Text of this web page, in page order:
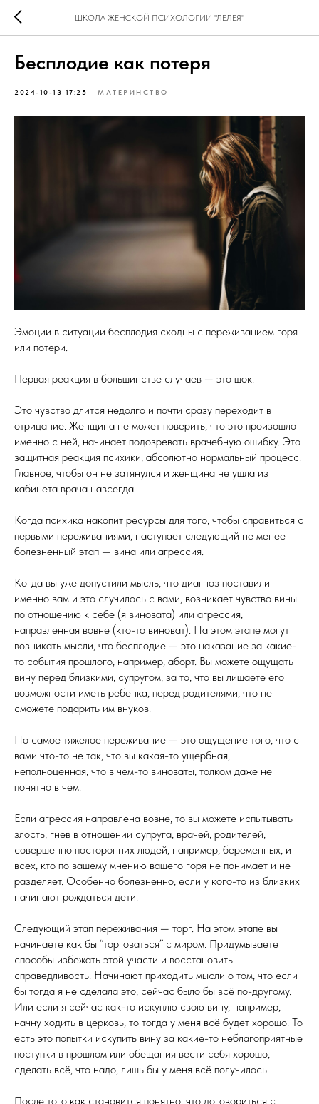
ШКОЛА ЖЕНСКОЙ ПСИХОЛОГИИ "ЛЕЛЕЯ"
Бесплодие как потеря
2024-10-13 17:25 МАТЕРИНСТВО
Эмоции в ситуации бесплодия сходны с переживанием горя
или потери.
Первая реакция в большинстве случаев — это шок.
Это чувство длится недолго и почти сразу переходит в
отрицание. Женщина не может поверить, что это произошло
именно с ней, начинает подозревать врачебную ошибку. Это
защитная реакция психики, абсолютно нормальный процесс.
Главное, чтобы он не затянулся и женщина не ушла из
кабинета врача навсегда.
Когда психика накопит ресурсы для того, чтобы справиться с
первыми переживаниями, наступает следующий не менее
болезненный этап — вина или агрессия.
Когда вы уже допустили мысль, что диагноз поставили
именно вам и это случилось с вами, возникает чувство вины
по отношению к себе (я виновата) или агрессия,
направленная вовне (кто-то виноват). На этом этапе могут
возникать мысли, что бесплодие — это наказание за какие-
то события прошлого, например, аборт. Вы можете ощущать
вину перед близкими, супругом, за то, что вы лишаете его
возможности иметь ребенка, перед родителями, что не
сможете подарить им внуков.
Но самое тяжелое переживание — это ощущение того, что с
вами что-то не так, что вы какая-то ущербная,
неполноценная, что в чем-то виноваты, толком даже не
понятно в чем.
Если агрессия направлена вовне, то вы можете испытывать
злость, гнев в отношении супруга, врачей, родителей,
совершенно посторонних людей, например, беременных, и
всех, кто по вашему мнению вашего горя не понимает и не
разделяет. Особенно болезненно, если у кого-то из близких
начинают рождаться дети.
Следующий этап переживания — торг. На этом этапе вы
начинаете как бы “торговаться” с миром. Придумываете
способы избежать этой участи и восстановить
справедливость. Начинают приходить мысли о том, что если
бы тогда я не сделала это, сейчас было бы всё по-другому.
Или если я сейчас как-то искуплю свою вину, например,
начну ходить в церковь, то тогда у меня всё будет хорошо. То
есть это попытки искупить вину за какие-то неблагоприятные
поступки в прошлом или обещания вести себя хорошо,
сделать всё, что надо, лишь бы у меня всё получилось.
После того как становится понятно, что договориться с